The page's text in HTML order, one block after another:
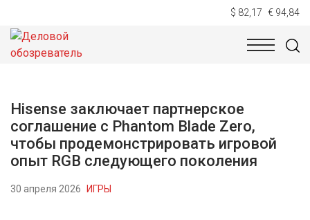
$ 82,17 € 94,84
НОВОСТИ
Hisense заключает партнерское
соглашение с Phantom Blade Zero,
чтобы продемонстрировать игровой
опыт RGB следующего поколения
30 апреля 2026 ИГРЫ